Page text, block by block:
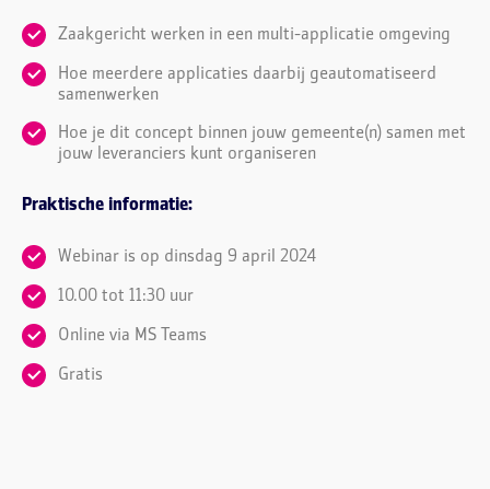
Zaakgericht werken in een multi-applicatie omgeving
Hoe meerdere applicaties daarbij geautomatiseerd
samenwerken
Hoe je dit concept binnen jouw gemeente(n) samen met
jouw leveranciers kunt organiseren
Praktische informatie:
Webinar is op dinsdag 9 april 2024
10.00 tot 11:30 uur
Online via MS Teams
Gratis